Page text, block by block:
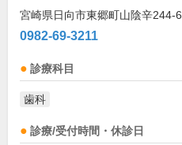
宮崎県日向市東郷町山陰辛244-6
0982-69-3211
診療科目
歯科
診療/受付時間・休診日